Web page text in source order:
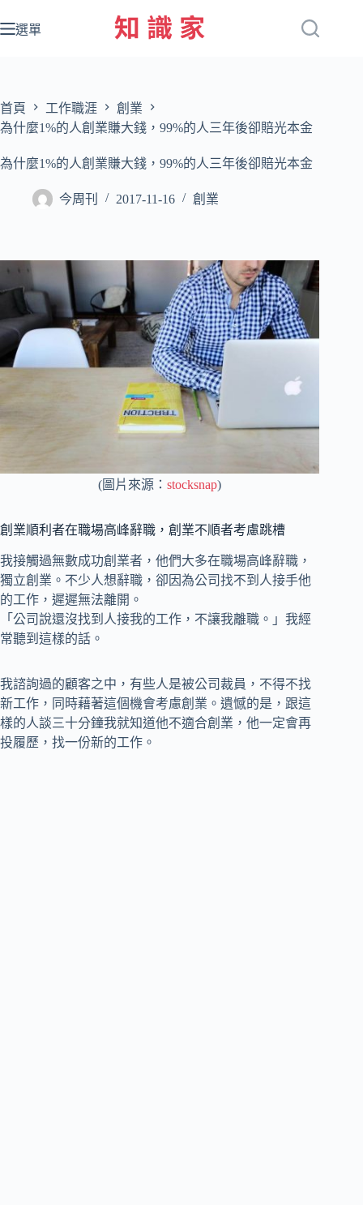
至
容
選單
首頁 工作職涯
創業
為什麼1%的人創業賺大錢，99%的人三年後卻賠光本金
為什麼1%的人創業賺大錢，99%的人三年後卻賠光本金
今周刊 2017-11-16 創業
(圖片來源：stocksnap)
創業順利者在職場高峰辭職，創業不順者考慮跳槽
我接觸過無數成功創業者，他們大多在職場高峰辭職，
獨立創業。不少人想辭職，卻因為公司找不到人接手他
的工作，遲遲無法離開。
「公司說還沒找到人接我的工作，不讓我離職。」我經
常聽到這樣的話。
我諮詢過的顧客之中，有些人是被公司裁員，不得不找
新工作，同時藉著這個機會考慮創業。遺憾的是，跟這
樣的人談三十分鐘我就知道他不適合創業，他一定會再
投履歷，找一份新的工作。